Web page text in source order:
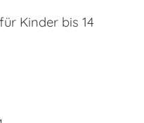
Kinder bis 14